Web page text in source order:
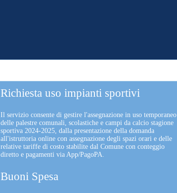
Richiesta uso impianti sportivi
Il servizio consente di gestire l'assegnazione in uso temporaneo
delle palestre comunali, scolastiche e campi da calcio stagione
sportiva 2024-2025, dalla presentazione della domanda
all'istruttoria online con assegnazione degli spazi orari e delle
relative tariffe di costo stabilite dal Comune con conteggio
diretto e pagamenti via App/PagoPA.
Buoni Spesa